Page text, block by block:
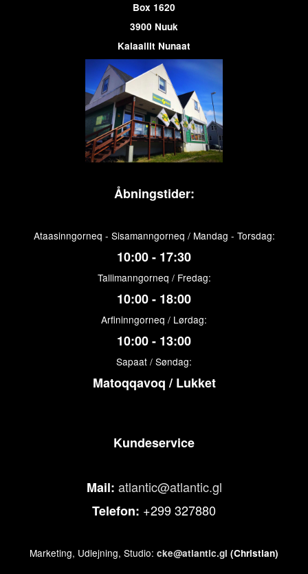
Box 1620
3900 Nuuk
Kalaallit Nunaat
Åbningstider:
Ataasinngorneq - Sisamanngorneq / Mandag - Torsdag:
10:00 - 17:30
Tallimanngorneq / Fredag:
10:00 - 18:00
Arfininngorneq / Lørdag:
10:00 - 13:00
Sapaat / Søndag:
Matoqqavoq / Lukket
Kundeservice
Mail: atlantic@atlantic.gl
Telefon: +299 327880
Marketing, Udlejning, Studio: cke@atlantic.gl (Christian)